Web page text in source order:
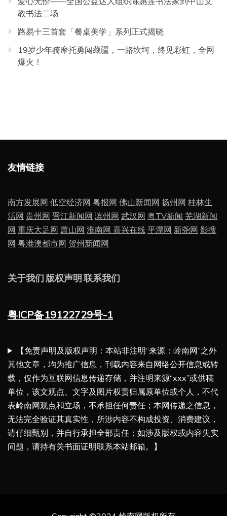
教书法二场
路易十三首套「餐桌美学」系列正式揭晓
19岁少年骑摩托勇闯藏疆，一路坎坷，终见彩虹，全网
爆火！
友情链接
南方发展网 低空经济网 粤报网 佛山新闻网 扬州网 桂林生
活网 贵州网 晋江新闻网 滨州网 武汉网 粤TV新闻 芜湖新闻
网 重庆大足网 萧山网 淮南网 嘉兴在线 平潭网 新尧网 影搜
网 粤港澳都市网 贺州新闻网
关于我们 版权声明 联系我们
粤ICP备19122729号-1
【免责声明及版权声明：本站非注明“来源：岭南网”之外
其他文章，均为推广信息，刊载内容来自网络公开信息或转
载，仅作为互联网信息传递存储，并注明来源“xxx”或供稿
单位，该文观点、文字及图片权责归属原单位或个人，不代
表岭南网观点和立场，不承担任何责任；本网传递之信息，
无法完全验证其真实性，所涉内容不构成投资、消费建议，
请仔细甄别，并自行承担全部责任；如涉及版权或内容失实
问题，请持有关书面证明联系本站邮箱。】